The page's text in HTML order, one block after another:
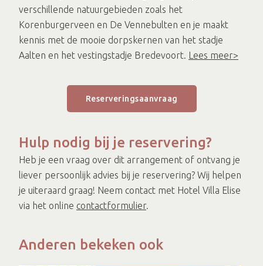
verschillende natuurgebieden zoals het
Korenburgerveen en De Vennebulten en je maakt
kennis met de mooie dorpskernen van het stadje
Aalten en het vestingstadje Bredevoort. Lees meer>
Reserveringsaanvraag
Hulp nodig bij je reservering?
Heb je een vraag over dit arrangement of ontvang je
liever persoonlijk advies bij je reservering? Wij helpen
je uiteraard graag! Neem contact met Hotel Villa Elise
via het online contactformulier.
Anderen bekeken ook